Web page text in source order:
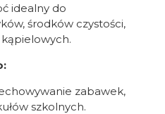
idealny do
środków czystości,
zabawek,
szkolnych.